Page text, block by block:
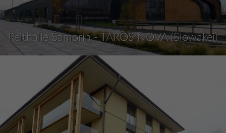
Reithalle Šamorín - TAROS NOVA (Slowakei)